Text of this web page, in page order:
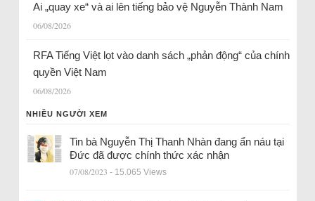
Ai „quay xe“ và ai lên tiếng bảo vệ Nguyễn Thành Nam
06/08/2026
RFA Tiếng Việt lọt vào danh sách „phản động“ của chính
quyền Việt Nam
06/08/2026
NHIỀU NGƯỜI XEM
Tin bà Nguyễn Thị Thanh Nhàn đang ẩn náu tại
Đức đã được chính thức xác nhận
07/08/2023 - 15.065 Views